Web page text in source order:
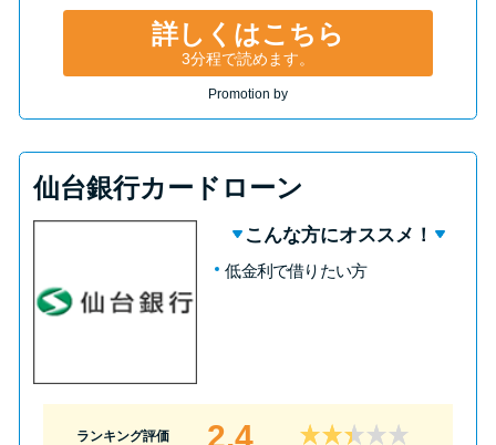
ブラックでもお金を借りるに
は？3つの判断基準と工面法
アコムはブラックでも審査に通
る？ 自分がブラックか確かめる
方法
アコムとレイクどっちがいい
の？ カードローンの選び方を徹
プロミスの返済方法を徹底解
説！ もっとも便利でお得な返済
詳しくはこちら
3分程で読めます。
Promotion by
仙台銀行カードローン
こんな方にオススメ！
低金利で借りたい方
ランキング評価 2.4